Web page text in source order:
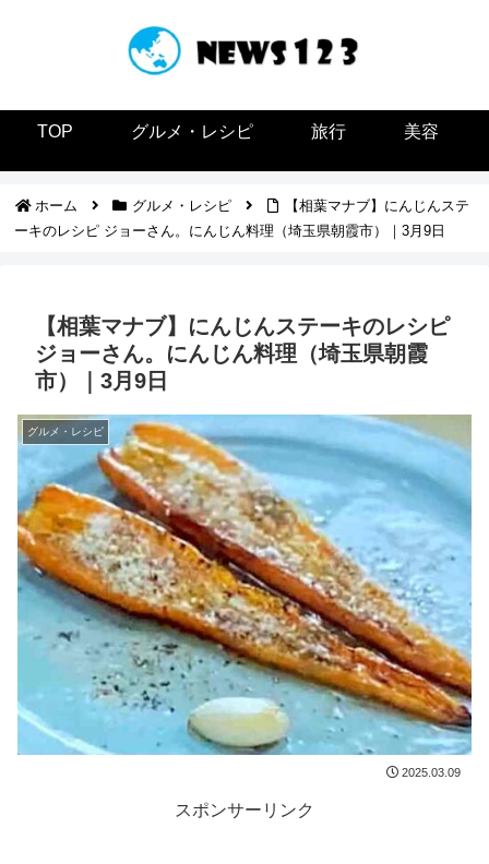
TOP グルメ・レシピ 旅行 美容
ホーム グルメ・レシピ
【相葉マナブ】にんじんステ
ーキのレシピ ジョーさん。にんじん料理（埼玉県朝霞市）｜3月9日
【相葉マナブ】にんじんステーキのレシピ
ジョーさん。にんじん料理（埼玉県朝霞
市）｜3月9日
グルメ・レシピ
2025.03.09
スポンサーリンク